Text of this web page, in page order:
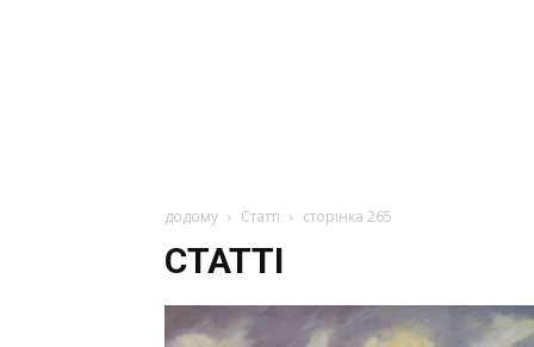
додому Статті сторінка 265
СТАТТІ